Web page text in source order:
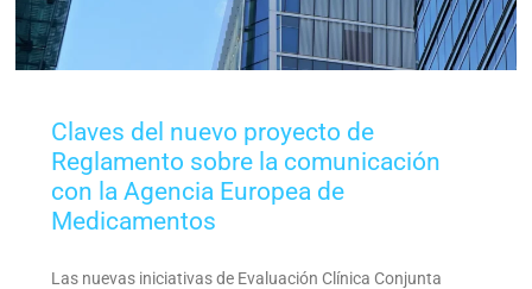
Claves del nuevo proyecto de
Reglamento sobre la comunicación
con la Agencia Europea de
Medicamentos
Las nuevas iniciativas de Evaluación Clínica Conjunta